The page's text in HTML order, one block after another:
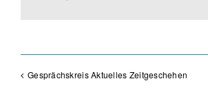
Gesprächskreis Aktuelles Zeitgeschehen